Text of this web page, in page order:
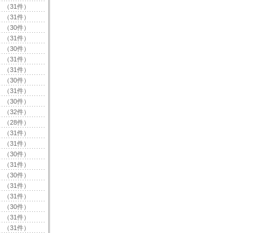
（31件）
（31件）
（30件）
（31件）
（30件）
（31件）
（31件）
（30件）
（31件）
（30件）
（32件）
（28件）
（31件）
（31件）
（30件）
（31件）
（30件）
（31件）
（31件）
（30件）
（31件）
（31件）